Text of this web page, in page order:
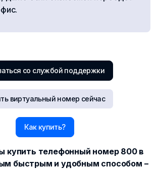
со службой поддержки
виртуальный номер сейчас
Как купить?
купить телефонный номер 800 в
быстрым и удобным способом –